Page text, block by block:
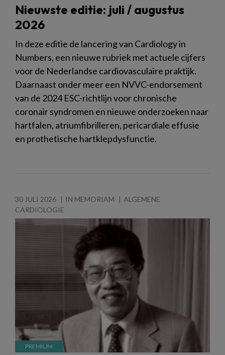
Nieuwste editie: juli / augustus
2026
In deze editie de lancering van Cardiology in
Numbers, een nieuwe rubriek met actuele cijfers
voor de Nederlandse cardiovasculaire praktijk.
Daarnaast onder meer een NVVC-endorsement
van de 2024 ESC-richtlijn voor chronische
coronair syndromen en nieuwe onderzoeken naar
hartfalen, atriumfibrilleren, pericardiale effusie
en prothetische hartklepdysfunctie.
30 JULI 2026 IN MEMORIAM
ALGEMENE
CARDIOLOGIE